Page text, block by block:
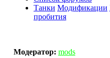
Танки Модификации
пробития
Модератор: mods